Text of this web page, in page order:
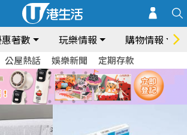
著數 玩樂情報 購物情報
公屋熱話 娛樂新聞 定期存款